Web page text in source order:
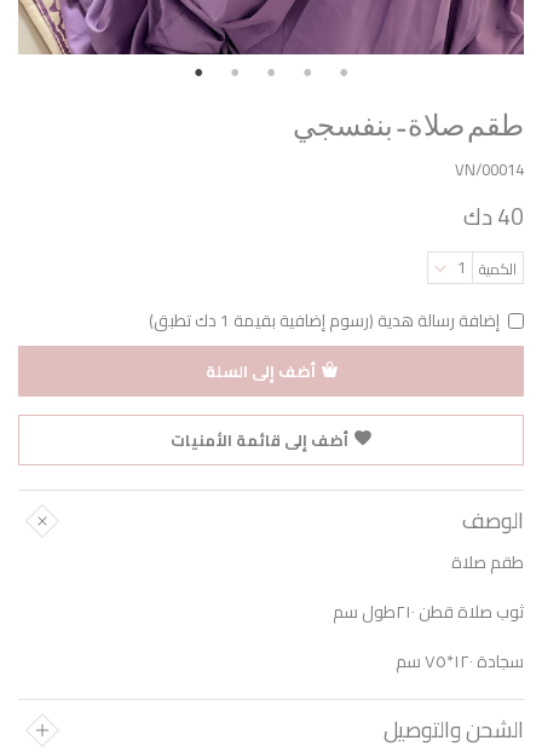
طقم صلاة - بنفسجي
VN/00014
40 دك
الكمية 1
إضافة رسالة هدية (رسوم إضافية بقيمة 1 دك تطبق)
أضف إلى السلة
أضف إلى قائمة الأمنيات
الوصف
طقم صلاة
ثوب صلاة قطن ٢١٠طول سم
سجادة ١٢٠*٧٥ سم
الشحن والتوصيل